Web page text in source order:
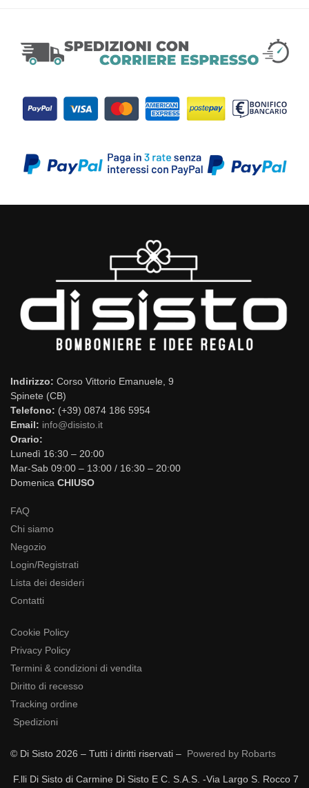
Indirizzo: Corso Vittorio Emanuele, 9
Spinete (CB)
Telefono: (+39) 0874 186 5954
Email: info@disisto.it
Orario:
Lunedì 16:30 – 20:00
Mar-Sab 09:00 – 13:00 / 16:30 – 20:00
Domenica CHIUSO
FAQ
Chi siamo
Negozio
Login/Registrati
Lista dei desideri
Contatti
Cookie Policy
Privacy Policy
Termini & condizioni di vendita
Diritto di recesso
Tracking ordine
Spedizioni
© Di Sisto 2026 – Tutti i diritti riservati – Powered by Robarts
F.lli Di Sisto di Carmine Di Sisto E C. S.A.S. -Via Largo S. Rocco 7